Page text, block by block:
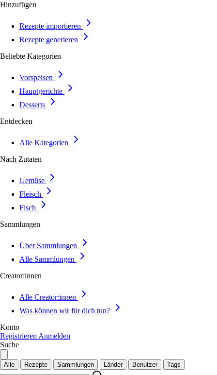
Hinzufügen
Rezepte importieren
Rezepte generieren
Beliebte Kategorien
Vorspeisen
Hauptgerichte
Desserts
Entdecken
Alle Kategorien
Nach Zutaten
Gemüse
Fleisch
Fisch
Sammlungen
Über Sammlungen
Alle Sammlungen
Creator:innen
Alle Creator:innen
Was können wir für dich tun?
Konto
Registrieren Anmelden
Suche
Alle Rezepte Sammlungen Länder Benutzer Tags